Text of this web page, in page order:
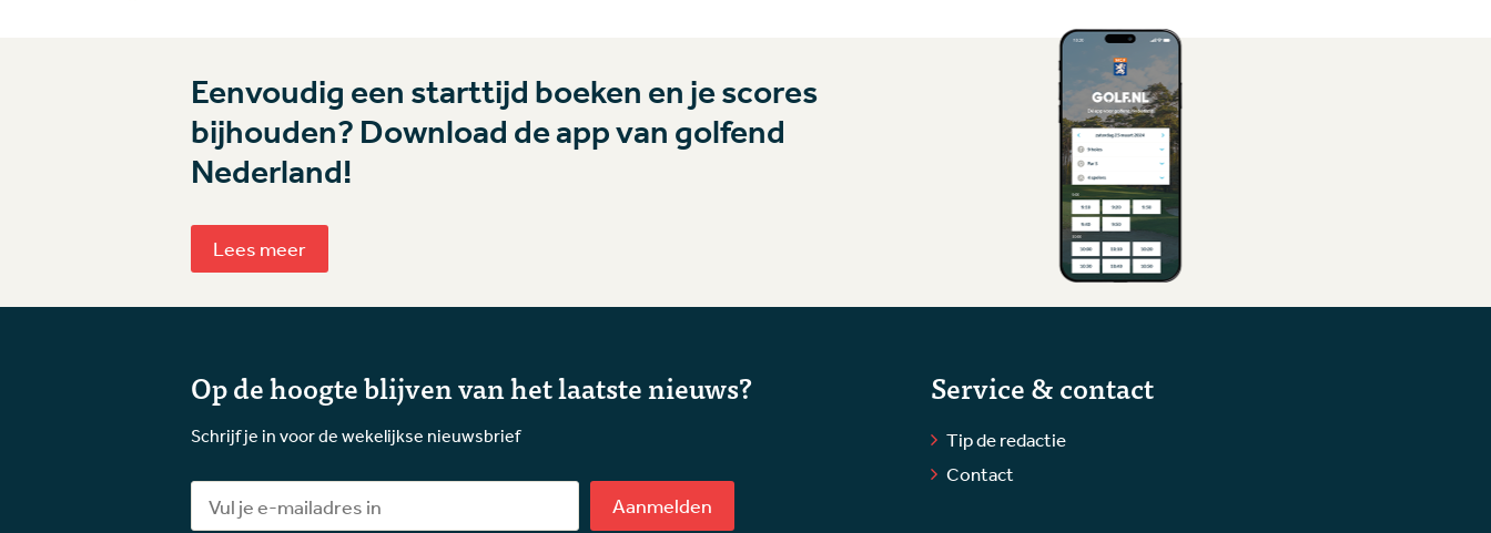
Eenvoudig een starttijd boeken en je scores
bijhouden? Download de app van golfend
Nederland!
Lees meer
Op de hoogte blijven van het laatste nieuws?
Schrijf je in voor de wekelijkse nieuwsbrief
Aanmelden
Service & contact
Tip de redactie
Contact